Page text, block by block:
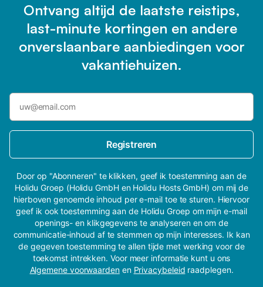
Ontvang altijd de laatste reistips,
last-minute kortingen en andere
onverslaanbare aanbiedingen voor
vakantiehuizen.
Registreren
Door op "Abonneren" te klikken, geef ik toestemming aan de
Holidu Groep (Holidu GmbH en Holidu Hosts GmbH) om mij de
hierboven genoemde inhoud per e-mail toe te sturen. Hiervoor
geef ik ook toestemming aan de Holidu Groep om mijn e-mail
openings- en klikgegevens te analyseren en om de
communicatie-inhoud af te stemmen op mijn interesses. Ik kan
de gegeven toestemming te allen tijde met werking voor de
toekomst intrekken. Voor meer informatie kunt u ons
Algemene voorwaardenen Privacybeleid raadplegen.